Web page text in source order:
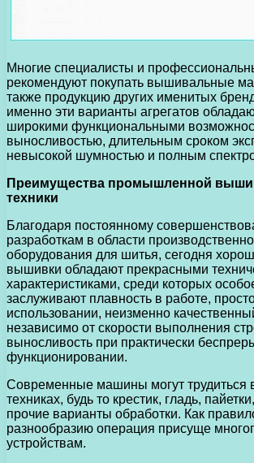
Многие специалисты и
рекомендуют покупать вышивальные
также продукцию других именитых
именно эти варианты агрегатов
широкими функциональными
выносливостью, длительным сроком
невысокой шумностью и полным
Преимущества промышленной
техники
Благодаря постоянному
разработкам в области
оборудования для шитья, сегодня
вышивки обладают прекрасными
характеристиками, среди которых
заслуживают плавность в работе,
использовании, неизменно
независимо от скорости выполнения
выносливость при практически
функционировании.
Современные машины могут трудиться
техниках, будь то крестик, гладь,
прочие варианты обработки. Как
разнообразию операция присуще
устройствам.